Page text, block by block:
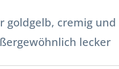
goldgelb, cremig und
lecker